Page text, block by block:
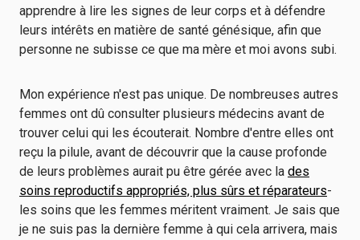
apprendre à lire les signes de leur corps et à défendre
leurs intérêts en matière de santé génésique, afin que
personne ne subisse ce que ma mère et moi avons subi.
Mon expérience n'est pas unique. De nombreuses autres
femmes ont dû consulter plusieurs médecins avant de
trouver celui qui les écouterait. Nombre d'entre elles ont
reçu la pilule, avant de découvrir que la cause profonde
de leurs problèmes aurait pu être gérée avec la des
soins reproductifs appropriés, plus sûrs et réparateurs-
les soins que les femmes méritent vraiment. Je sais que
je ne suis pas la dernière femme à qui cela arrivera, mais